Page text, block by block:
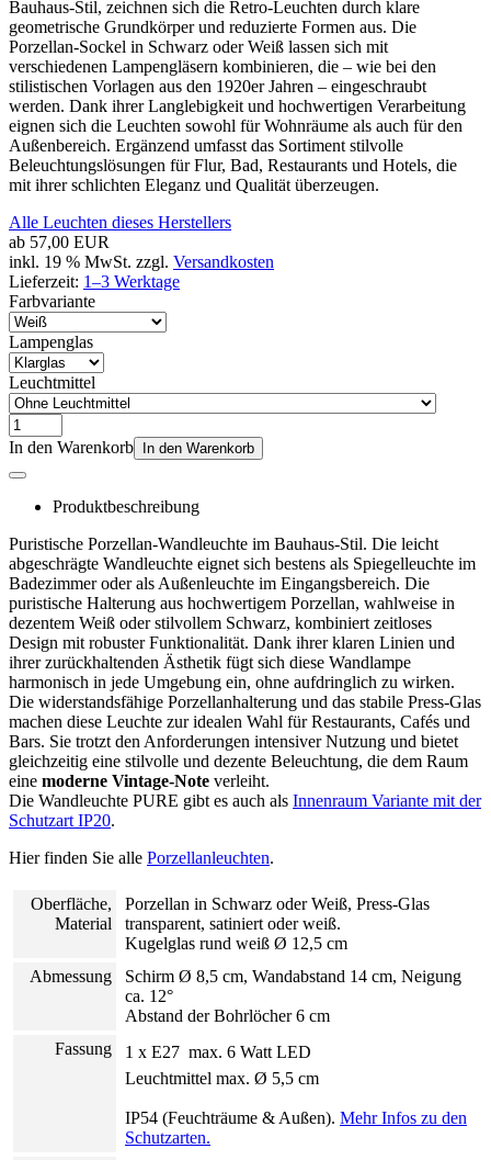
Bauhaus-Stil, zeichnen sich die Retro-Leuchten durch klare
geometrische Grundkörper und reduzierte Formen aus. Die
Porzellan-Sockel in Schwarz oder Weiß lassen sich mit
verschiedenen Lampengläsern kombinieren, die – wie bei den
stilistischen Vorlagen aus den 1920er Jahren – eingeschraubt
werden. Dank ihrer Langlebigkeit und hochwertigen Verarbeitung
eignen sich die Leuchten sowohl für Wohnräume als auch für den
Außenbereich. Ergänzend umfasst das Sortiment stilvolle
Beleuchtungslösungen für Flur, Bad, Restaurants und Hotels, die
mit ihrer schlichten Eleganz und Qualität überzeugen.
Alle Leuchten dieses Herstellers
ab 57,00 EUR
inkl. 19 % MwSt. zzgl. Versandkosten
Lieferzeit: 1–3 Werktage
Farbvariante
Lampenglas
Leuchtmittel
In den Warenkorb In den Warenkorb
Produktbeschreibung
Puristische Porzellan-Wandleuchte im Bauhaus-Stil. Die leicht
abgeschrägte Wandleuchte eignet sich bestens als Spiegelleuchte im
Badezimmer oder als Außenleuchte im Eingangsbereich. Die
puristische Halterung aus hochwertigem Porzellan, wahlweise in
dezentem Weiß oder stilvollem Schwarz, kombiniert zeitloses
Design mit robuster Funktionalität. Dank ihrer klaren Linien und
ihrer zurückhaltenden Ästhetik fügt sich diese Wandlampe
harmonisch in jede Umgebung ein, ohne aufdringlich zu wirken.
Die widerstandsfähige Porzellanhalterung und das stabile Press-Glas
machen diese Leuchte zur idealen Wahl für Restaurants, Cafés und
Bars. Sie trotzt den Anforderungen intensiver Nutzung und bietet
gleichzeitig eine stilvolle und dezente Beleuchtung, die dem Raum
eine moderne Vintage-Note verleiht.
Die Wandleuchte PURE gibt es auch als Innenraum Variante mit der
Schutzart IP20.
Hier finden Sie alle Porzellanleuchten.
Oberfläche,
Material
Porzellan in Schwarz oder Weiß, Press-Glas
transparent, satiniert oder weiß.
Kugelglas rund weiß Ø 12,5 cm
Abmessung
Schirm Ø 8,5 cm, Wandabstand 14 cm, Neigung
ca. 12°
Abstand der Bohrlöcher 6 cm
Fassung
1 x E27  max. 6 Watt LED
Leuchtmittel max. Ø 5,5 cm
IP54 (Feuchträume & Außen). Mehr Infos zu den
Schutzarten.